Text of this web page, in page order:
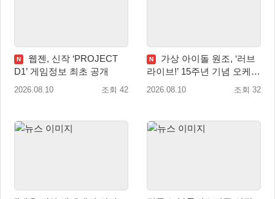
N
웹젠, 신작 ‘PROJECT
D1’ 게임정보 최초 공개
2026.08.10 조회 42
N
가상 아이돌 원조, ‘러브
라이브!’ 15주년 기념 오케스
트라 콘서트 10월 5일 서울
2026.08.10 조회 32